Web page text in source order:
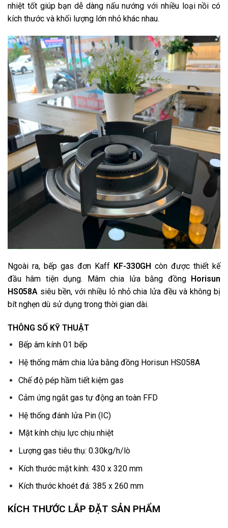
nhiệt tốt giúp bạn dễ dàng nấu nướng với nhiều loại nồi có
kích thước và khối lượng lớn nhỏ khác nhau.
Ngoài ra, bếp gas đơn Kaff KF-330GH còn được thiết kế
đầu hâm tiện dụng. Mâm chia lửa bằng đồng Horisun
HS058A siêu bền, với nhiều lỏ nhỏ chia lửa đều và không bị
bít nghẹn dù sử dụng trong thời gian dài.
THÔNG SỐ KỸ THUẬT
Bếp âm kính 01 bếp
Hệ thống mâm chia lửa bằng đồng Horisun HS058A
Chế độ pép hầm tiết kiệm gas
Cảm ứng ngắt gas tự động an toàn FFD
Hệ thống đánh lửa Pin (IC)
Mặt kính chịu lực chịu nhiệt
Lượng gas tiêu thụ: 0.30kg/h/lò
Kích thước mặt kính: 430 x 320 mm
Kích thước khoét đá: 385 x 260 mm
KÍCH THƯỚC LẮP ĐẶT SẢN PHẨM